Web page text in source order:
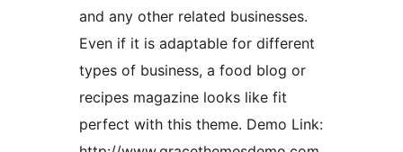
and any other related businesses.
Even if it is adaptable for different
types of business, a food blog or
recipes magazine looks like fit
perfect with this theme. Demo Link: